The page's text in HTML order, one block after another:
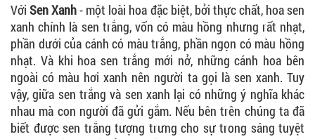
VớiSen Xanh- một loài hoa đặc biệt, bởi thực chất, hoa sen
xanh chính là sen trắng, vốn có màu hồng nhưng rất nhạt,
phần dưới của cánh có màu trắng, phần ngọn có màu hồng
nhạt. Và khi hoa sen trắng mới nở, những cánh hoa bên
ngoài có màu hơi xanh nên người ta gọi là sen xanh. Tuy
vậy, giữa sen trắng và sen xanh lại có những ý nghĩa khác
nhau mà con người đã gửi gắm. Nếu bên trên chúng ta đã
biết được sen trắng tượng trưng cho sự trong sáng tuyệt